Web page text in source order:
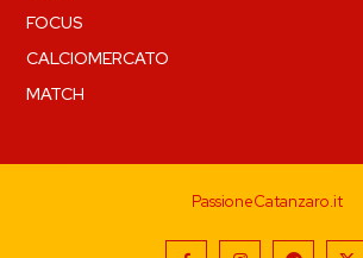
FOCUS
CALCIOMERCATO
MATCH
PassioneCatanzaro.it